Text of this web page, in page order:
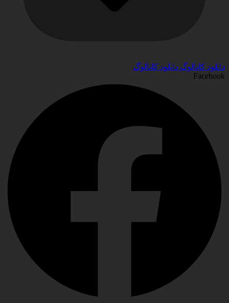
دانلود کاتالوگ دانلود کاتالوگ
Facebook